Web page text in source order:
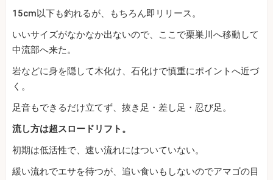
15cm以下も釣れるが、もちろん即リリース。
いいサイズがなかなか出ないので、ここで栗巣川へ移動して
中流部へ来た。
岩などに身を隠して木化け、石化けで慎重にポイントへ近づ
く。
足音もできるだけ立てず、抜き足・差し足・忍び足。
流し方は超スロードリフト。
初期は低活性で、速い流れにはついていない。
緩い流れでエサを待つが、追い食いもしないのでアマゴの目